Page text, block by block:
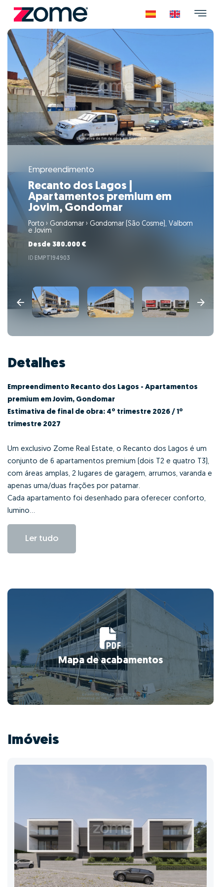
Empreendimento
Recanto dos Lagos |
Apartamentos premium em
Jovim, Gondomar
Porto › Gondomar › Gondomar (São Cosme), Valbom
e Jovim
Desde 380.000 €
ID EMPT194903
Detalhes
Empreendimento Recanto dos Lagos - Apartamentos
premium em Jovim, Gondomar
Estimativa de final de obra: 4º trimestre 2026 / 1º
trimestre 2027
Um exclusivo Zome Real Estate, o Recanto dos Lagos é um
conjunto de 6 apartamentos premium (dois T2 e quatro T3),
com áreas amplas, 2 lugares de garagem, arrumos, varanda e
apenas uma/duas frações por patamar.
Cada apartamento foi desenhado para oferecer conforto,
lumino...
Ler tudo
Mapa de acabamentos
Imóveis